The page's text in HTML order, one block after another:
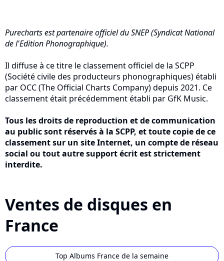
Purecharts est partenaire officiel du SNEP (Syndicat National
de l'Edition Phonographique).
Il diffuse à ce titre le classement officiel de la SCPP
(Société civile des producteurs phonographiques) établi
par OCC (The Official Charts Company) depuis 2021. Ce
classement était précédemment établi par GfK Music.
Tous les droits de reproduction et de communication
au public sont réservés à la SCPP, et toute copie de ce
classement sur un site Internet, un compte de réseau
social ou tout autre support écrit est strictement
interdite.
Ventes de disques en
France
Top Albums France de la semaine